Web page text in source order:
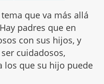
que va más allá
padres que en
con sus hijos, y
cuidadosos,
los que su hijo puede